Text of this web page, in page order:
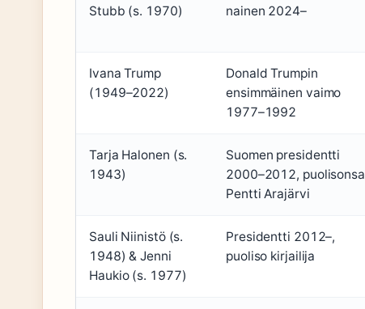
Stubb (s. 1970)
nainen 2024–
Ivana Trump
(1949–2022)
Donald Trumpin
ensimmäinen vaimo
1977–1992
Tarja Halonen (s.
1943)
Suomen presidentti
2000–2012, puolisonsa
Pentti Arajärvi
Sauli Niinistö (s.
1948) & Jenni
Haukio (s. 1977)
Presidentti 2012–,
puoliso kirjailija